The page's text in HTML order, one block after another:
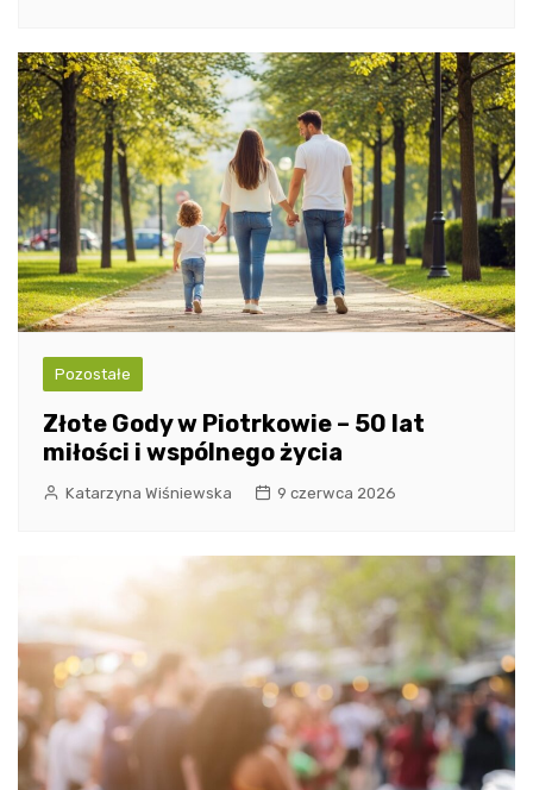
Pozostałe
Złote Gody w Piotrkowie – 50 lat
miłości i wspólnego życia
Katarzyna Wiśniewska 9 czerwca 2026